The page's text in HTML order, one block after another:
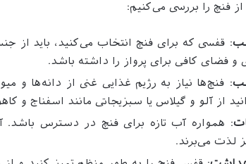
فنچ را بررسی می‌کنیم:
: قفسی که برای فنچ انتخاب می‌کنید، باید از
و فضای کافی برای پرواز را داشته باشد.
: فنچ‌ها نیاز به رژیم غذایی غنی از دانه‌ها و
از آلو و گیلاس یا سبزیجاتی مانند اسفناج و
: همواره آب تازه برای فنچ در دسترس باشد.
لذت می‌برند.